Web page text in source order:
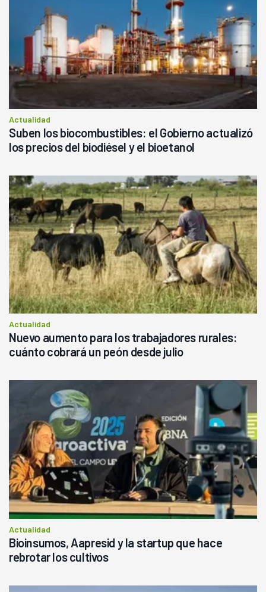
Actualidad
Suben los biocombustibles: el Gobierno actualizó
los precios del biodiésel y el bioetanol
Actualidad
Nuevo aumento para los trabajadores rurales:
cuánto cobrará un peón desde julio
Actualidad
Bioinsumos, Aapresid y la startup que hace
rebrotar los cultivos